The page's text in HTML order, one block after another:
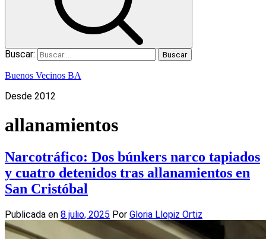
Buscar:
Buenos Vecinos BA
Desde 2012
allanamientos
Narcotráfico: Dos búnkers narco tapiados
y cuatro detenidos tras allanamientos en
San Cristóbal
Publicada en 8 julio, 2025 Por Gloria Llopiz Ortiz